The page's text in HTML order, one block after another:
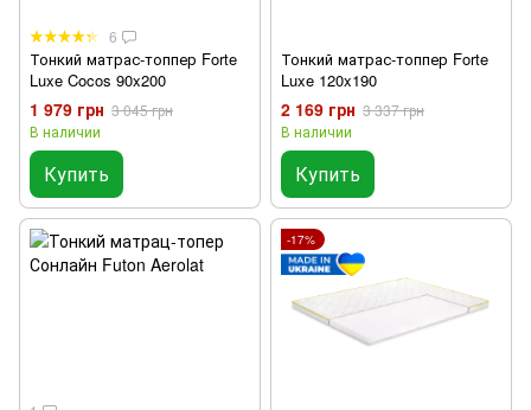
6
Тонкий матрас-топпер Forte
Luxe Cocos 90x200
1 979 грн 3 045 грн
В наличии
Купить
Тонкий матрас-топпер Forte
Luxe 120x190
2 169 грн 3 337 грн
В наличии
Купить
-17%